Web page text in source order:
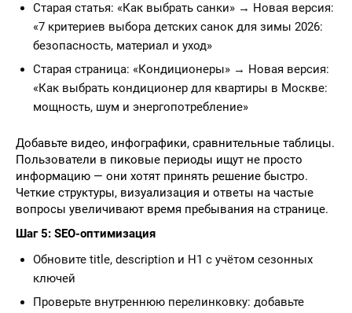
Старая статья: «Как выбрать санки» → Новая версия:
«7 критериев выбора детских санок для зимы 2026:
безопасность, материал и уход»
Старая страница: «Кондиционеры» → Новая версия:
«Как выбрать кондиционер для квартиры в Москве:
мощность, шум и энергопотребление»
Добавьте видео, инфографики, сравнительные таблицы.
Пользователи в пиковые периоды ищут не просто
информацию — они хотят принять решение быстро.
Четкие структуры, визуализация и ответы на частые
вопросы увеличивают время пребывания на странице.
Шаг 5: SEO-оптимизация
Обновите title, description и H1 с учётом сезонных
ключей
Проверьте внутреннюю перелинковку: добавьте